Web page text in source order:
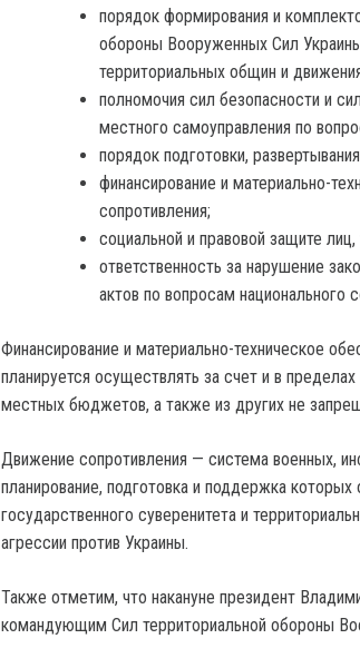
порядок формирования и
обороны Вооруженных Сил
территориальных общин и
полномочия сил безопасности и
местного самоуправления по
порядок подготовки,
финансирование и материально-
сопротивления;
социальной и правовой защите
ответственность за нарушение
актов по вопросам национального
Финансирование и материально-техническое
планируется осуществлять за счет и в
местных бюджетов, а также из других не
Движение сопротивления — система военных,
планирование, подготовка и поддержка
государственного суверенитета и
агрессии против Украины.
Также отметим, что накануне президент
командующим Сил территориальной обороны